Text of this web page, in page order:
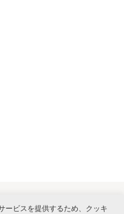
ービスを提供するため、クッキ